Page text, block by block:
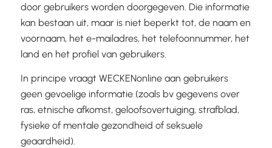
door gebruikers worden doorgegeven. Die informatie
kan bestaan uit, maar is niet beperkt tot, de naam en
voornaam, het e-mailadres, het telefoonnummer, het
land en het profiel van gebruikers.
In principe vraagt WECKENonline aan gebruikers
geen gevoelige informatie (zoals bv gegevens over
ras, etnische afkomst, geloofsovertuiging, strafblad,
fysieke of mentale gezondheid of seksuele
geaardheid).